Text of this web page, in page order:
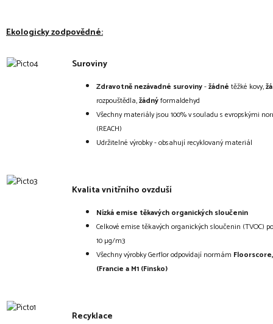
Ekologicky zodpovědné:
Suroviny
Zdravotně nezávadné suroviny-žádné těžké kovy,
rozpouštědla,žádnýformaldehyd
Všechny materiály jsou 100% v souladu s evropskými
(REACH)
Udržitelné výrobky - obsahují recyklovaný materiál
Kvalita vnitřního ovzduší
Nízká emise těkavých organických sloučenin
Celkové emise těkavých organických sloučenin (TVOC)
10 µg/m3
Všechny výrobky Gerflor odpovídají normám
(Francie a M1 (Finsko)
Recyklace